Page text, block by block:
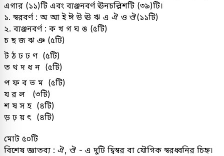
এগার (১১)টি এবং ব্যঞ্জনবর্ণ ঊনচল্লিশটি (৩৯)টি।
১. স্বরবর্ণ : অ আ ই ঈ উ ঊ ঋ এ ঐ ও ঔ(১১টি)
২. ব্যঞ্জনবর্ণ : ক খ গ ঘ ঙ (৫টি)
চ ছ জ ঝ ঞ (৫টি)
ট ঠ ঢ ঢ ণ (৫টি)
ত থ দ ধ ন (৫টি)
প ফ ব ভ ম (৫টি)
য র ল (৩টি)
শ ষ স হ (৪টি)
ড় ঢ় য় ৎ (৪টি)
মোট ৫০টি
বিশেষ জ্ঞাতব্য : ঐ, ঔ - এ দুটি দ্বিস্বর বা যৌগিক স্বরধ্বনির চিহ্ন।